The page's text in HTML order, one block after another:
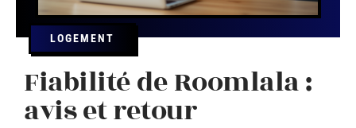
LOGEMENT
Fiabilité de Roomlala :
avis et retour